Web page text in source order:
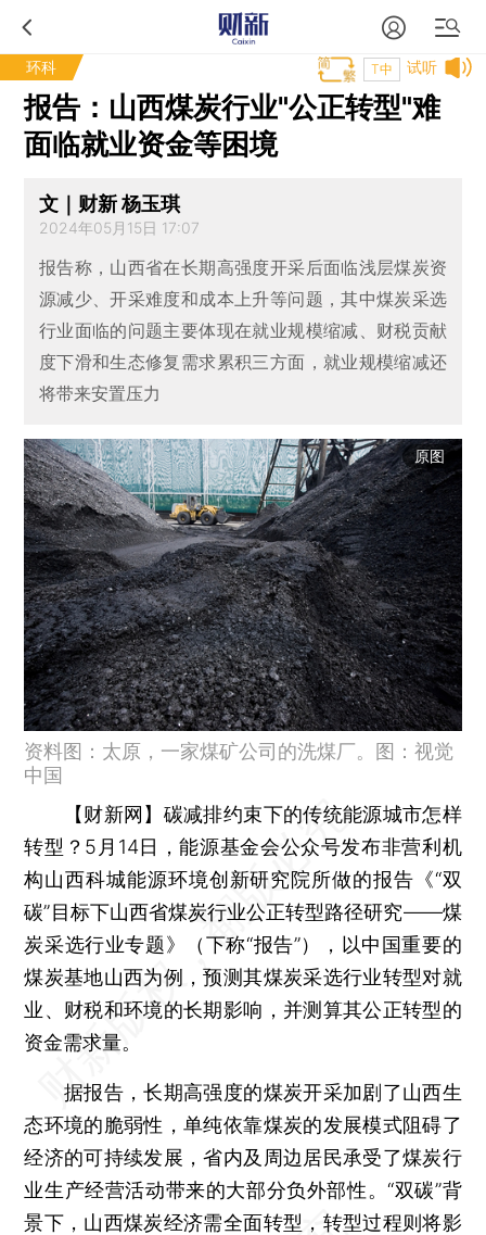
环科 试听
T中
报告：山西煤炭行业"公正转型"难
面临就业资金等困境
文｜财新 杨玉琪
2024年05月15日 17:07
报告称，山西省在长期高强度开采后面临浅层煤炭资
源减少、开采难度和成本上升等问题，其中煤炭采选
行业面临的问题主要体现在就业规模缩减、财税贡献
度下滑和生态修复需求累积三方面，就业规模缩减还
将带来安置压力
原图
资料图：太原，一家煤矿公司的洗煤厂。图：视觉
中国
【财新网】 碳减排约束下的传统能源城市怎样
转型？5月14日，能源基金会公众号发布非营利机
构山西科城能源环境创新研究院所做的报告《“双
碳”目标下山西省煤炭行业公正转型路径研究——煤
炭采选行业专题》（下称“报告”），以中国重要的
煤炭基地山西为例，预测其煤炭采选行业转型对就
业、财税和环境的长期影响，并测算其公正转型的
资金需求量。
据报告，长期高强度的煤炭开采加剧了山西生
态环境的脆弱性，单纯依靠煤炭的发展模式阻碍了
经济的可持续发展，省内及周边居民承受了煤炭行
业生产经营活动带来的大部分负外部性。“双碳”背
景下，山西煤炭经济需全面转型，转型过程则将影